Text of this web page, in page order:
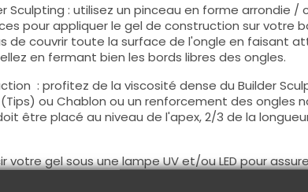
Sculpting : utilisez un pinceau en forme arrondie /
pour appliquer le gel de construction sur votre
de couvrir toute la surface de l'ongle en faisant
en fermant bien les bords libres des ongles.
: profitez de la viscosité dense du Builder
ou Chablon ou un renforcement des ongles
être placé au niveau de l'apex, 2/3 de la
gel sous une lampe UV et/ou LED pour